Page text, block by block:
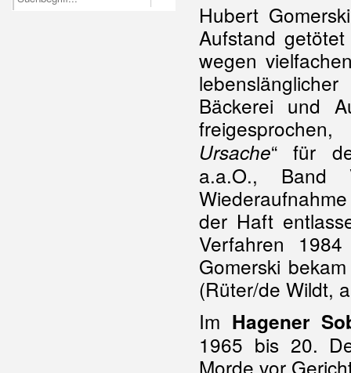
Hubert
Aufstand
wegen
Bäckerei und
Ursache“ für
a.a.O., Band
der Haft
Verfahren 1984
Gomerski
(Rüter/de Wildt,
Im Hagener
1965 bis 20.
Morde vor